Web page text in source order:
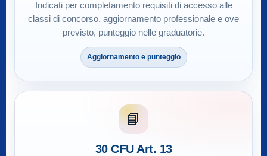
Indicati per completamento requisiti di accesso alle
classi di concorso, aggiornamento professionale e ove
previsto, punteggio nelle graduatorie.
Aggiornamento e punteggio
📘
30 CFU Art. 13